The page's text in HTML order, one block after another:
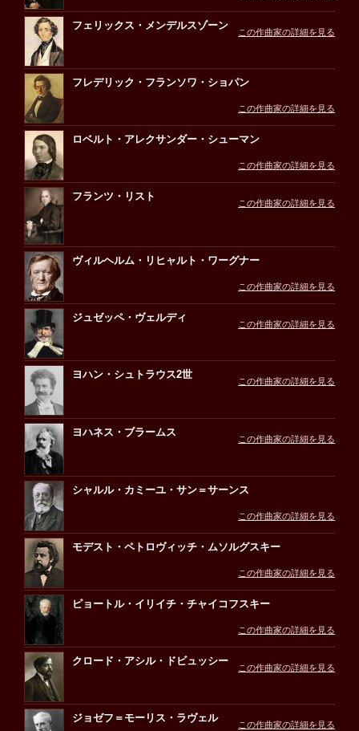
フェリックス・メンデルスゾーン
この作曲家の詳細を見る
フレデリック・フランソワ・ショパン
この作曲家の詳細を見る
ロベルト・アレクサンダー・シューマン
この作曲家の詳細を見る
フランツ・リスト
この作曲家の詳細を見る
ヴィルヘルム・リヒャルト・ワーグナー
この作曲家の詳細を見る
ジュゼッペ・ヴェルディ
この作曲家の詳細を見る
ヨハン・シュトラウス2世
この作曲家の詳細を見る
ヨハネス・ブラームス
この作曲家の詳細を見る
シャルル・カミーユ・サン＝サーンス
この作曲家の詳細を見る
モデスト・ペトロヴィッチ・ムソルグスキー
この作曲家の詳細を見る
ピョートル・イリイチ・チャイコフスキー
この作曲家の詳細を見る
クロード・アシル・ドビュッシー
この作曲家の詳細を見る
ジョゼフ＝モーリス・ラヴェル
この作曲家の詳細を見る